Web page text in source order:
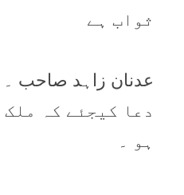
ثواب ہے
عدنان زاہد صاحب ۔
دعا کیجئے کہ
ہو ۔